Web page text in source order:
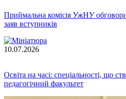
Приймальна комісія УжНУ
заяв вступників
10.07.2026
Освіта на часі: спеціальності, що
педагогічний факультет